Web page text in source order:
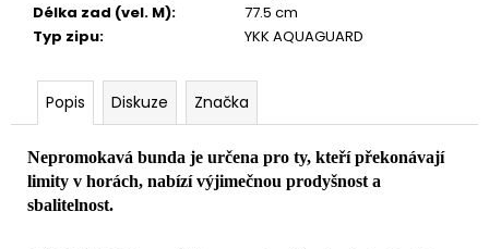
Délka zad (vel. M):
77.5 cm
Typ zipu: YKK AQUAGUARD
Popis Diskuze Značka
Nepromokavá bunda je určena pro ty, kteří překonávají
limity v horách, nabízí výjimečnou prodyšnost a
sbalitelnost.